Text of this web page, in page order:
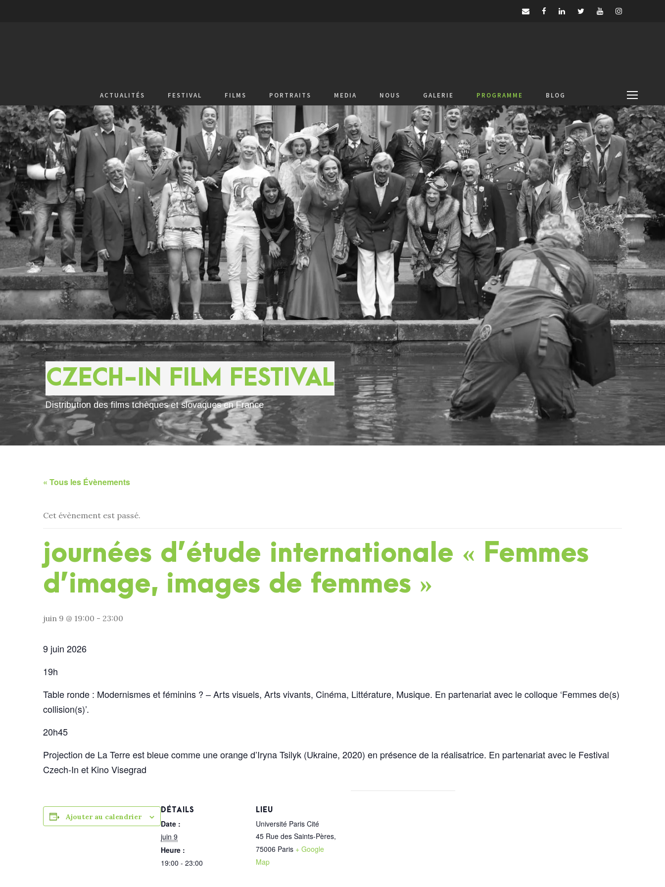
ACTUALITÉS FESTIVAL FILMS PORTRAITS MEDIA NOUS GALERIE PROGRAMME BLOG
Distribution des films tchèques et slovaques en France
CZECH-IN FILM FESTIVAL
« Tous les Évènements
Cet évènement est passé.
journées d’étude internationale « Femmes
d’image, images de femmes »
juin 9 @ 19:00 - 23:00
9 juin 2026
19h
Table ronde : Modernismes et féminins ? – Arts visuels, Arts vivants, Cinéma, Littérature, Musique. En partenariat avec le colloque ‘Femmes de(s)
collision(s)’.
20h45
Projection de La Terre est bleue comme une orange d’Iryna Tsilyk (Ukraine, 2020) en présence de la réalisatrice. En partenariat avec le Festival
Czech-In et Kino Visegrad
Ajouter au calendrier
DÉTAILS
Date :
juin 9
Heure :
19:00 - 23:00
LIEU
Université Paris Cité
45 Rue des Saints-Pères,
75006 Paris + Google
Map